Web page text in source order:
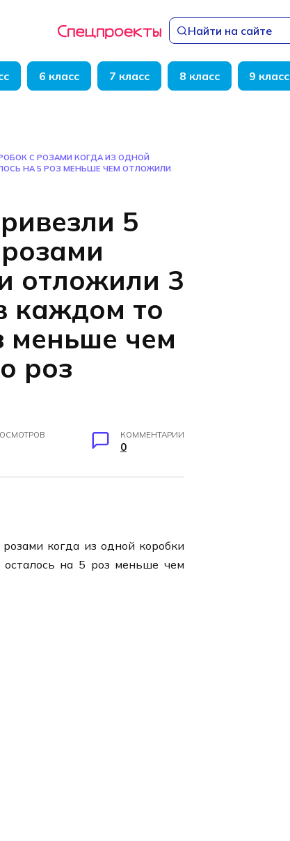
Найти на сайте
6 класс 7 класс 8 класс 9 класс
С РОЗАМИ КОГДА ИЗ ОДНОЙ
НА 5 РОЗ МЕНЬШЕ ЧЕМ ОТЛОЖИЛИ
5
отложили 3
каждом то
меньше чем
роз
КОММЕНТАРИИ
0
когда из одной коробки
на 5 роз меньше чем